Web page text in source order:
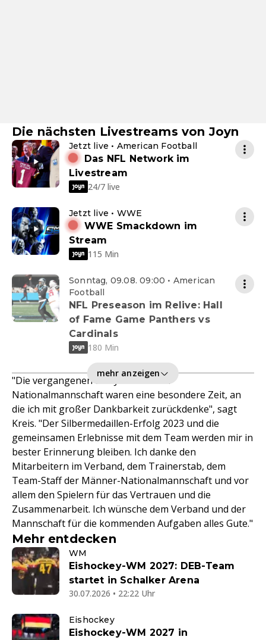
Die nächsten Livestreams von Joyn
Jetzt live • American Football
Das NFL Network im
Livestream
24/7 live
Jetzt live • WWE
WWE Smackdown im
Stream
115 Min
Sonntag, 09.08. 09:00 • American
Football
NFL Preseason im Relive: Hall
of Fame Game Panthers vs
Cardinals
180 Min
mehr anzeigen
"Die vergangenen drei Jahre mit der
Nationalmannschaft waren eine besondere Zeit, an
die ich mit großer Dankbarkeit zurückdenke", sagt
Kreis. "Der Silbermedaillen-Erfolg 2023 und die
gemeinsamen Erlebnisse mit dem Team werden mir in
bester Erinnerung bleiben. Ich danke den
Mitarbeitern im Verband, dem Trainerstab, dem
Team-Staff der Männer-Nationalmannschaft und vor
allem den Spielern für das Vertrauen und die
Zusammenarbeit. Ich wünsche dem Verband und der
Mannschaft für die kommenden Aufgaben alles Gute."
Mehr entdecken
WM
Eishockey-WM 2027: DEB-Team
startet in Schalker Arena
30.07.2026 • 22:22 Uhr
Eishockey
Eishockey-WM 2027 in